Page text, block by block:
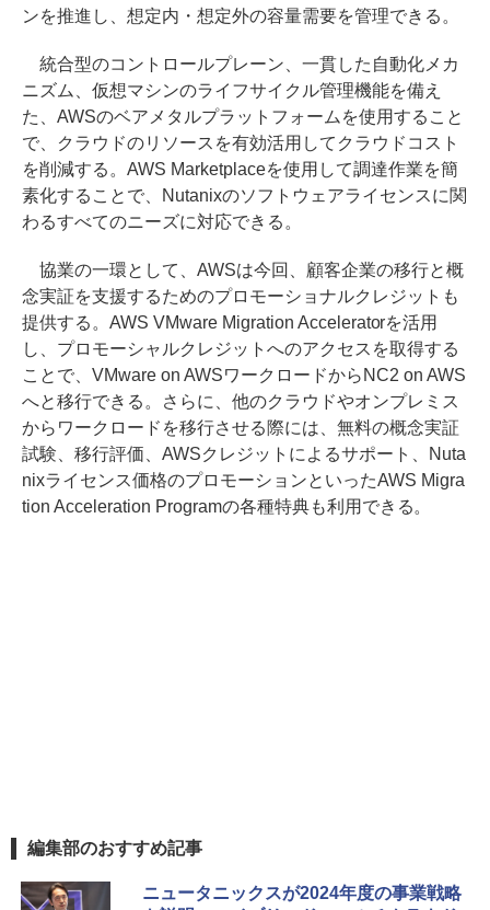
ンを推進し、想定内・想定外の容量需要を管理できる。
統合型のコントロールプレーン、一貫した自動化メカ
ニズム、仮想マシンのライフサイクル管理機能を備え
た、AWSのベアメタルプラットフォームを使用すること
で、クラウドのリソースを有効活用してクラウドコスト
を削減する。AWS Marketplaceを使用して調達作業を簡
素化することで、Nutanixのソフトウェアライセンスに関
わるすべてのニーズに対応できる。
協業の一環として、AWSは今回、顧客企業の移行と概
念実証を支援するためのプロモーショナルクレジットも
提供する。AWS VMware Migration Acceleratorを活用
し、プロモーシャルクレジットへのアクセスを取得する
ことで、VMware on AWSワークロードからNC2 on AWS
へと移行できる。さらに、他のクラウドやオンプレミス
からワークロードを移行させる際には、無料の概念実証
試験、移行評価、AWSクレジットによるサポート、Nuta
nixライセンス価格のプロモーションといったAWS Migra
tion Acceleration Programの各種特典も利用できる。
編集部のおすすめ記事
ニュータニックスが2024年度の事業戦略